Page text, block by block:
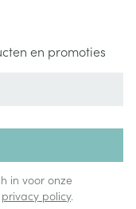
en promoties
in voor onze
privacy policy.